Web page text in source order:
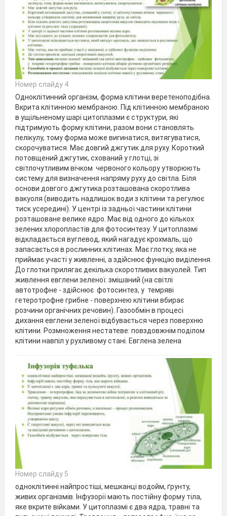
Номер слайду 4
Одноклітинний організм, форма клітини веретеноподібна.
Вкрита клітинною мембраною. Під клітинною мембраною
в ущільненому шарі цитоплазми є структури, які
підтримують форму клітини, разом вони становлять
пелікулу, тому форма може вигинатися, витягуватися,
скорочуватися. Має довгий джгутик для руху. Короткий
потовщений джгутик, схований у глотці, зі
світлочутливим вічком червоного кольору утворюють
систему для визначення напряму руху до світла. Біля
основи довгого джгутика розташована скоротлива
вакуоля (виводить надлишок води з клітини та регулює
тиск усередині). У центрі із задньої частини клітини
розташоване велике ядро. Має від одного до кількох
зелених хлоропластів для фотосинтезу. У цитоплазмі
відкладається вуглевод, який нагадує крохмаль, що
запасається в рослинних клітинах. Має глотку, яка не
приймає участі у живленні, а здійснює функцію виділення.
До глотки прилягає декілька скоротливих вакуолей. Тип
живлення евглени зеленої: змішаний (на світлі
автотрофне - здійснює фотосинтез, у темряві
гетеротрофне грибне - поверхнею клітини вбирає
розчини органічних речовин). Газообмін в процесі
дихання евглени зеленої відбувається через поверхню
клітини. Розмноження нестатеве: повздовжнім поділом
клітини навпіл у рухливому стані. Евглена зелена
Номер слайду 5
одноклітинні найпростіші, мешканці водойм, ґрунту,
живих організмів. Інфузорії мають постійну форму тіла,
яке вкрите війками. У цитоплазмі є два ядра, травні та